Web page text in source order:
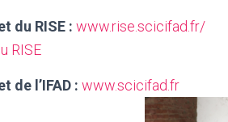
du RISE : www.rise.scicifad.fr/
RISE
de l’IFAD : www.scicifad.fr